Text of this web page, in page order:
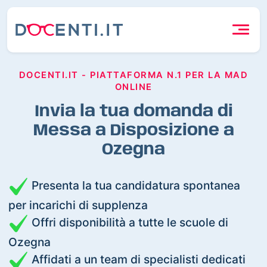
DOCENTI.IT - PIATTAFORMA N.1 PER LA MAD
ONLINE
Invia la tua domanda di
Messa a Disposizione a
Ozegna
Presenta la tua candidatura spontanea
per incarichi di supplenza
Offri disponibilità a tutte le scuole di
Ozegna
Affidati a un team di specialisti dedicati